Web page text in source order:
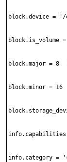
block.device =
block.is_volume
block.major = 8
block.minor =
info.category =